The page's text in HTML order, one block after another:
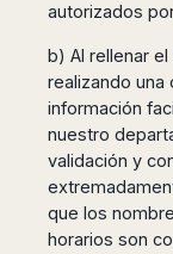
autorizados
b) Al rellenar
realizando una
información
nuestro
validación y
que los
horarios son